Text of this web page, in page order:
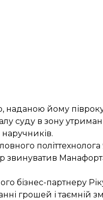
наданою йому
суду в зону
звинуватив
бізнес-партнеру
грошей і таємній